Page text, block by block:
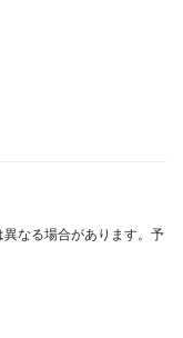
なる場合があります。予